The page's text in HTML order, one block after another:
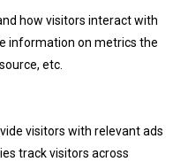
how visitors interact with
information on metrics the
etc.
visitors with relevant ads
track visitors across